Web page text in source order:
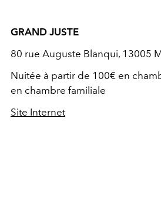
GRAND JUSTE
80 rue Auguste Blanqui, 13005
Nuitée à partir de 100€ en
en chambre familiale
Site Internet